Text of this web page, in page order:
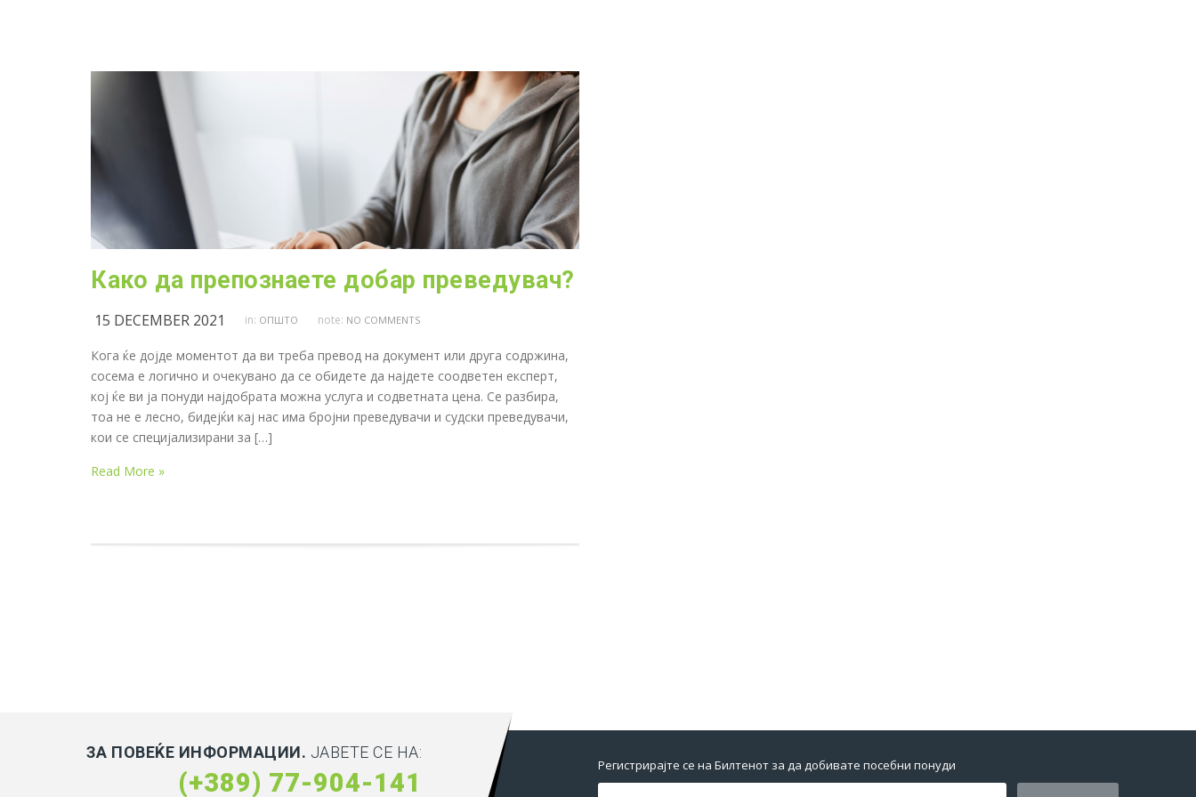
Како да препознаете добар преведувач?
15 DECEMBER 2021 in: ОПШТО note: NO COMMENTS
Кога ќе дојде моментот да ви треба превод на документ или друга содржина,
сосема е логично и очекувано да се обидете да најдете соодветен експерт,
кој ќе ви ја понуди најдобрата можна услуга и содветната цена. Се разбира,
тоа не е лесно, бидејќи кај нас има бројни преведувачи и судски преведувачи,
кои се специјализирани за […]
Read More »
ЗА ПОВЕЌЕ ИНФОРМАЦИИ. ЈАВЕТЕ СЕ НА:
(+389) 77-904-141
Регистрирајте се на Билтенот за да добивате посебни понуди